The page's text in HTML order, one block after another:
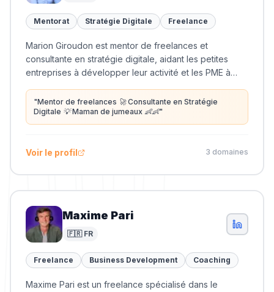
Mentorat Stratégie Digitale Freelance
Marion Giroudon est mentor de freelances et
consultante en stratégie digitale, aidant les petites
entreprises à développer leur activité et les PME à
"Mentor de freelances 🚀 Consultante en Stratégie
Digitale 💡 Maman de jumeaux 👶👶"
Voir le profil 3 domaines
Maxime Pari
🇫🇷 FR
Freelance Business Development Coaching
Maxime Pari est un freelance spécialisé dans le